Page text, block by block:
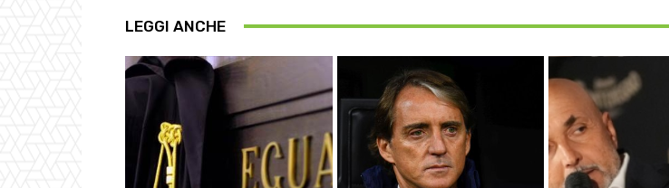
LEGGI ANCHE